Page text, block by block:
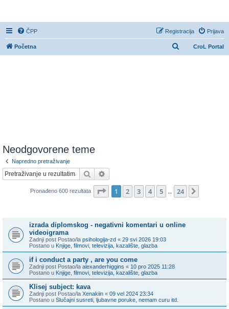
ČPP Prijava
Registracija
CroL Portal
Početna
Neodgovorene teme
Napredno pretraživanje
Pretražnik
Pronađeno 600 rezultata Stranica: 1/ 24.
1 2 3 4 5 24
izrada diplomskog - negativni komentari u online
videoigrama
Zadnji post Postao/la psihologija-zd « 29 svi 2026 19:03
Postano u Knjige, filmovi, televizija, kazalište, glazba
if i conduct a party , are you come
Zadnji post Postao/la alexanderhiggins « 10 pro 2025 11:28
Postano u Knjige, filmovi, televizija, kazalište, glazba
Klisej subject: kava
Zadnji post Postao/la Xenakiin « 09 vel 2024 23:34
Postano u Slučajni susreti, ljubavne poruke, nemam curu itd.